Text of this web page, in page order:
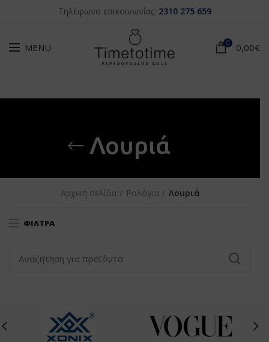
Τηλέφωνο επικοινωνίας: 2310 275 659
MENU 0 0,00€
Λουριά
Αρχική σελίδα Ρολόγια Λουριά
ΦΊΛΤΡΑ